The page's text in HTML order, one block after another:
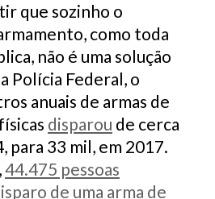
que sozinho o
como toda
não é uma solução
Polícia Federal, o
anuais de armas de
disparou de cerca
para 33 mil, em 2017.
44.475 pessoas
de uma arma de